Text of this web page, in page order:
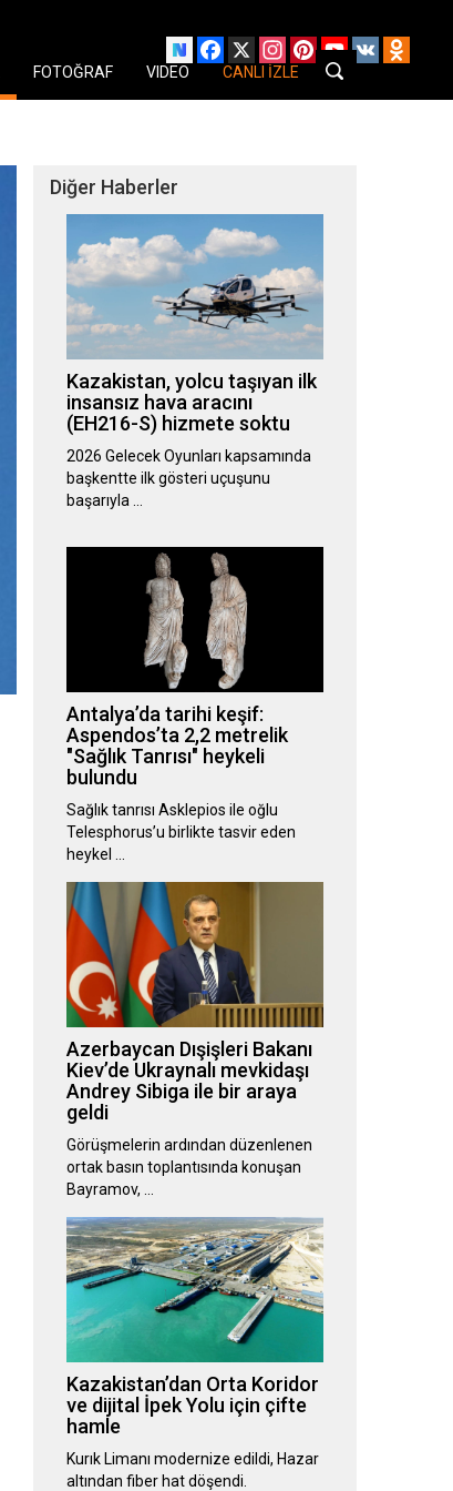
Facebook
X Instagram
PinterestYouTube
VK
FOTOĞRAF VIDEO CANLI İZLE
Diğer Haberler
Kazakistan, yolcu taşıyan ilk
insansız hava aracını
(EH216-S) hizmete soktu
2026 Gelecek Oyunları kapsamında
başkentte ilk gösteri uçuşunu
başarıyla …
Antalya’da tarihi keşif:
Aspendos’ta 2,2 metrelik
"Sağlık Tanrısı" heykeli
bulundu
Sağlık tanrısı Asklepios ile oğlu
Telesphorus’u birlikte tasvir eden
heykel …
Azerbaycan Dışişleri Bakanı
Kiev’de Ukraynalı mevkidaşı
Andrey Sibiga ile bir araya
geldi
Görüşmelerin ardından düzenlenen
ortak basın toplantısında konuşan
Bayramov, …
Kazakistan’dan Orta Koridor
ve dijital İpek Yolu için çifte
hamle
Kurık Limanı modernize edildi, Hazar
altından fiber hat döşendi.